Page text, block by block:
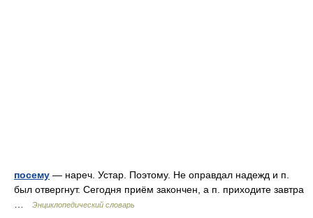
посему — нареч. Устар. Поэтому. Не оправдал надежд и п.
был отвергнут. Сегодня приём закончен, а п. приходите завтра
Энциклопедический словарь